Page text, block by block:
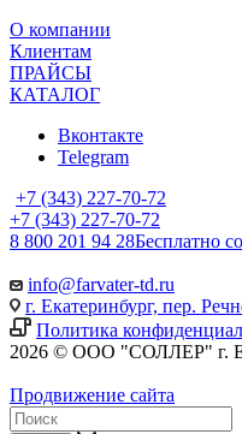
О компании
Клиентам
ПРАЙСЫ
КАТАЛОГ
Вконтакте
Telegram
+7 (343) 227-70-72
+7 (343) 227-70-72
8 800 201 94 28Бесплатно
info@farvater-td.ru
г. Екатеринбург, пер.
Политика
2026 © ООО "СОЛЛЕР" г.
Продвижение сайта